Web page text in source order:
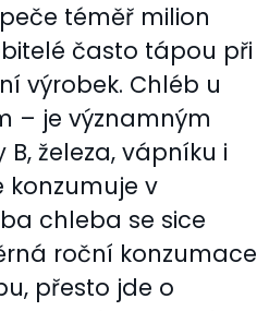
téměř milion
často tápou při
výrobek. Chléb u
– je významným
železa, vápníku i
konzumuje v
chleba se sice
roční konzumace
přesto jde o